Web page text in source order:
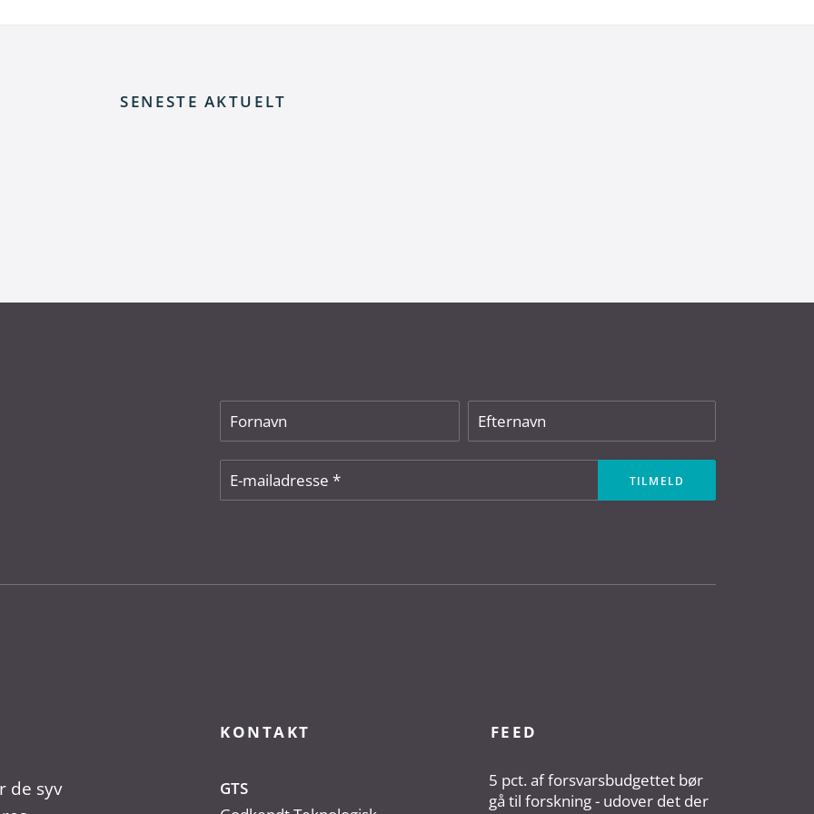
SENESTE AKTUELT
de syv
KONTAKT
GTS
FEED
5 pct. af forsvarsbudgettet bør
gå til forskning - udover det der